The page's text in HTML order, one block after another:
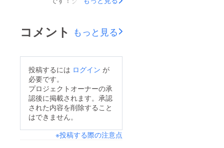
冷凍庫を買いに行った
方、意図せずお会いし
私が頑張って更新して
いるインスタグラムの
フォロワーさんでした
（笑）がむしゃらに継
続して開設からそろそ
ろ半年が経とうとして
います。気が付けば
『959名』ものフォロ
り21日…にも関わら
ず！！目標金額に設定
た！ご支援・拡散いた
だいた皆さんのおかげ
で、ページもたくさん
の方に見ていただくこ
Twitter並びに
コメント もっと見る
投稿するには ログイン が
必要です。
プロジェクトオーナーの承
認後に掲載されます。承認
された内容を削除すること
はできません。
※投稿する際の注意点